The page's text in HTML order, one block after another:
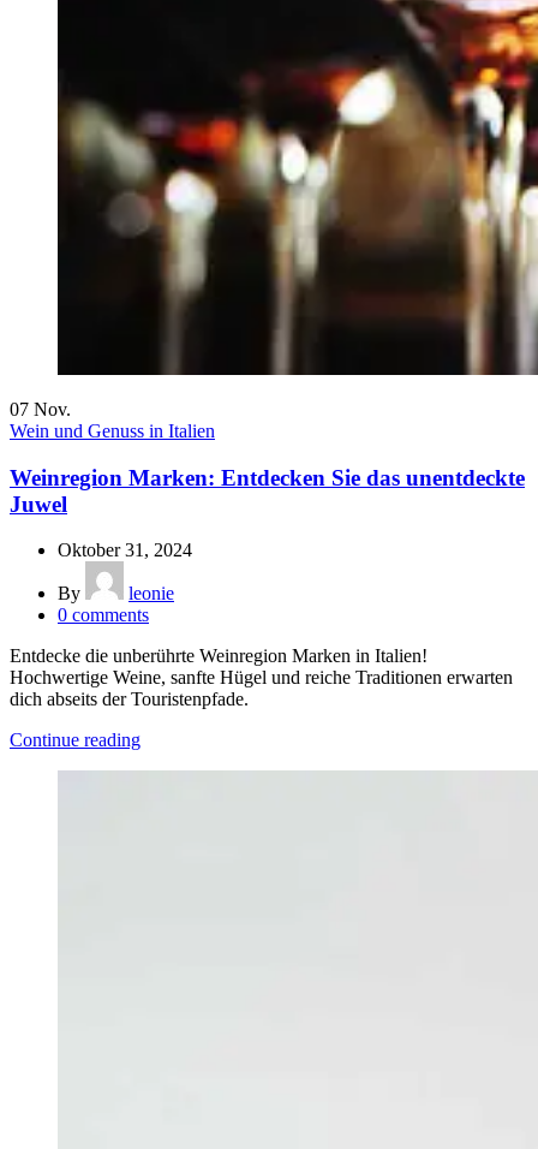
07 Nov.
Wein und Genuss in Italien
Weinregion Marken: Entdecken Sie das unentdeckte
Juwel
Oktober 31, 2024
By
leonie
0 comments
Entdecke die unberührte Weinregion Marken in Italien!
Hochwertige Weine, sanfte Hügel und reiche Traditionen erwarten
dich abseits der Touristenpfade.
Continue reading